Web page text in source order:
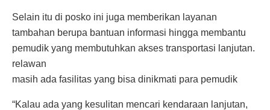
Selain itu di posko ini juga memberikan layanan
tambahan berupa bantuan informasi hingga membantu
pemudik yang membutuhkan akses transportasi lanjutan.
relawan
masih ada fasilitas yang bisa dinikmati para pemudik
“Kalau ada yang kesulitan mencari kendaraan lanjutan,